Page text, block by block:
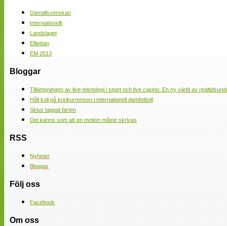
Damallsvenskan
Internationellt
Landslaget
Elitettan
EM 2013
Bloggar
Tillämpningen av live-teknologi i sport och live casino: En ny värld av
Håll koll på konkurrensen i internationell damfotboll
Sirius tappat farten
Det känns som att en motion måste skrivas
RSS
Nyheter
Bloggar
Följ oss
Facebook
Om oss